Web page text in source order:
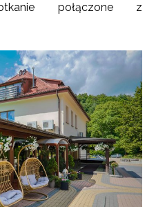
połączone z